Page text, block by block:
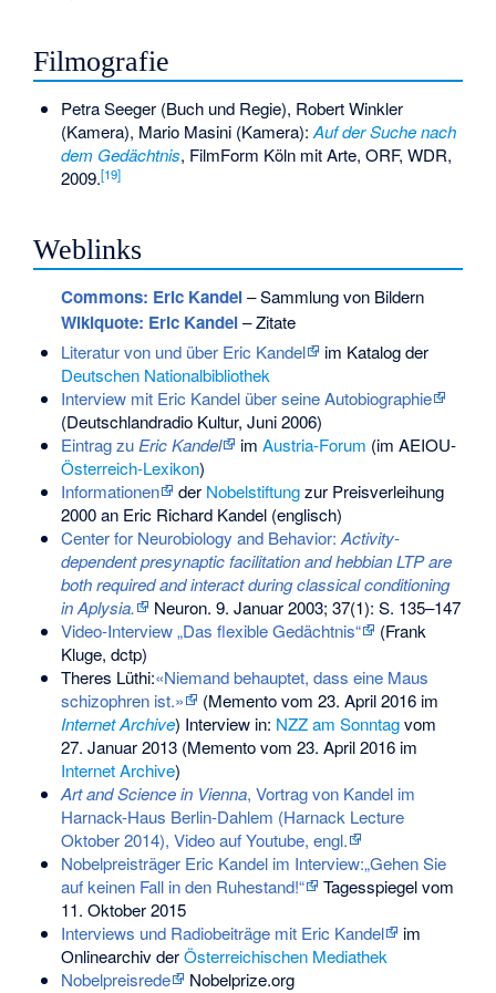
Filmografie
Petra Seeger (Buch und Regie), Robert Winkler
(Kamera), Mario Masini (Kamera):Auf der Suche nach
dem Gedächtnis, FilmForm Köln mit Arte, ORF, WDR,
2009.[19]
Weblinks
Commons: Eric Kandel– Sammlung von Bildern
Wikiquote: Eric Kandel– Zitate
Literatur von und über Eric Kandel
im Katalog der
Deutschen Nationalbibliothek
Interview mit Eric Kandel über seine Autobiographie
(Deutschlandradio Kultur, Juni 2006)
Eintrag zu Eric Kandel im Austria-Forum (im AEIOU-
Österreich-Lexikon)
Informationen
der Nobelstiftungzur Preisverleihung
2000 an Eric Richard Kandel (englisch)
Center for Neurobiology and Behavior: Activity-
dependent presynaptic facilitation and hebbian LTP are
both required and interact during classical conditioning
in Aplysia.
Neuron. 9. Januar 2003; 37(1): S. 135–147
Video-Interview „Das flexible Gedächtnis“
(Frank
Kluge, dctp)
Theres Lüthi:«Niemand behauptet, dass eine Maus
schizophren ist.»
(Mementovom 23. April 2016 im
Internet Archive) Interview in: NZZ am Sonntagvom
27. Januar 2013 (Memento vom 23. April 2016 im
Internet Archive)
Art and Science in Vienna, Vortrag von Kandel im
Harnack-Haus Berlin-Dahlem (Harnack Lecture
Oktober 2014), Video auf Youtube, engl.
Nobelpreisträger Eric Kandel im Interview:„Gehen Sie
auf keinen Fall in den Ruhestand!“
Tagesspiegel vom
11. Oktober 2015
Interviews und Radiobeiträge mit Eric Kandel
im
Onlinearchiv derÖsterreichischen Mediathek
Nobelpreisrede
Nobelprize.org